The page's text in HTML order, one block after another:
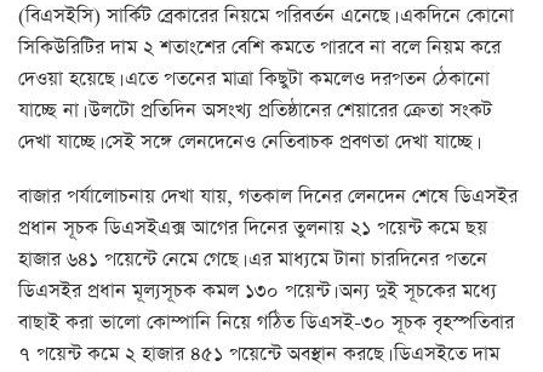
(বিএসইসি) সার্কিট ব্রেকারের নিয়মে পরিবর্তন এনেছে। একদিনে কোনো
সিকিউরিটির দাম ২ শতাংশের বেশি কমতে পারবে না বলে নিয়ম করে
দেওয়া হয়েছে। এতে পতনের মাত্রা কিছুটা কমলেও দরপতন ঠেকানো
যাচ্ছে না। উলটো প্রতিদিন অসংখ্য প্রতিষ্ঠানের শেয়ারের ক্রেতা সংকট
দেখা যাচ্ছে। সেই সঙ্গে লেনদেনেও নেতিবাচক প্রবণতা দেখা যাচ্ছে।
বাজার পর্যালোচনায় দেখা যায়, গতকাল দিনের লেনদেন শেষে ডিএসইর
প্রধান সূচক ডিএসইএক্স আগের দিনের তুলনায় ২১ পয়েন্ট কমে ছয়
হাজার ৬৪১ পয়েন্টে নেমে গেছে। এর মাধ্যমে টানা চারদিনের পতনে
ডিএসইর প্রধান মূল্যসূচক কমল ১৩০ পয়েন্ট। অন্য দুই সূচকের মধ্যে
বাছাই করা ভালো কোম্পানি নিয়ে গঠিত ডিএসই-৩০ সূচক বৃহস্পতিবার
৭ পয়েন্ট কমে ২ হাজার ৪৫১ পয়েন্টে অবস্থান করছে। ডিএসইতে দাম